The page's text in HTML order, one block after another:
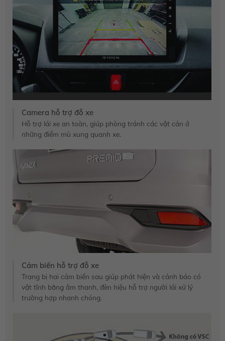
Camera hỗ trợ đỗ xe
Hỗ trợ lái xe an toàn, giúp phòng tránh các vật cản ở
những điểm mù xung quanh xe.
Cảm biến hỗ trợ đỗ xe
Trang bị hai cảm biển sau giúp phát hiện và cảnh báo có
vật tĩnh bằng âm thanh, đèn hiệu hỗ trợ người lái xử lý
trường hợp nhanh chóng.